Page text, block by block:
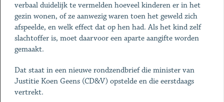
verbaal duidelijk te vermelden hoeveel kinderen er in het
gezin wonen, of ze aanwezig waren toen het geweld zich
afspeelde, en welk effect dat op hen had. Als het kind zelf
slachtoffer is, moet daarvoor een aparte aangifte worden
gemaakt.
Dat staat in een nieuwe rondzendbrief die minister van
Justitie Koen Geens (CD&V) opstelde en die eerstdaags
vertrekt.